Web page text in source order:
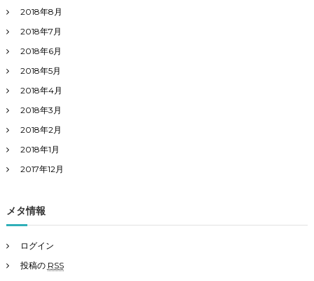
2018年8月
2018年7月
2018年6月
2018年5月
2018年4月
2018年3月
2018年2月
2018年1月
2017年12月
メタ情報
ログイン
投稿の RSS